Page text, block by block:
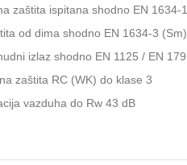
zaštita ispitana shodno EN 1634-1
od dima shodno EN 1634-3 (Sm)
izlaz shodno EN 1125 / EN 179
zaštita RC (WK) do klase 3
vazduha do Rw 43 dB